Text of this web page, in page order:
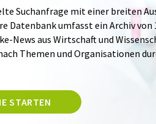
Suchanfrage mit einer breiten
Datenbank umfasst ein Archiv von
News aus Wirtschaft und
Themen und Organisationen
STARTEN